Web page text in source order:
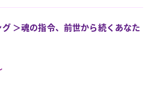
＞魂の指令、前世から続くあなた